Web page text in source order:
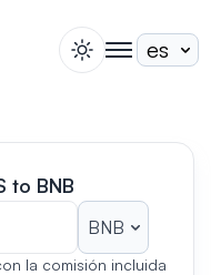
Sesión
switch theme
togglenav
to BNB
la comisión incluida